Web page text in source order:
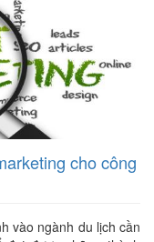
cho công
vào ngành du lịch cần